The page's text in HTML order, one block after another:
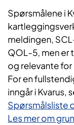
Spørsmålene i
meldingen,
QOL-5, men er
og relevante
For en
inngår i
Spørsmålsliste
Les mer om